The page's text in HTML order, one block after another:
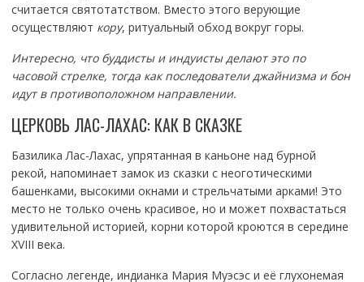
считается святотатством. Вместо этого верующие
осуществляют кору, ритуальный обход вокруг горы.
Интересно, что буддисты и индуисты делают это по
часовой стрелке, тогда как последователи джайнизма и бон
идут в противоположном направлении.
ЦЕРКОВЬ ЛАС-ЛАХАС: КАК В СКАЗКЕ
Базилика Лас-Лахас, упрятанная в каньоне над бурной
рекой, напоминает замок из сказки с неоготическими
башенками, высокими окнами и стрельчатыми арками! Это
место не только очень красивое, но и может похвастаться
удивительной историей, корни которой кроются в середине
XVIII века.
Согласно легенде, индианка Мария Муэсэс и её глухонемая